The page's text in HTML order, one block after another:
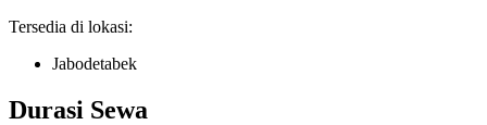
Tersedia di lokasi:
Jabodetabek
Durasi Sewa